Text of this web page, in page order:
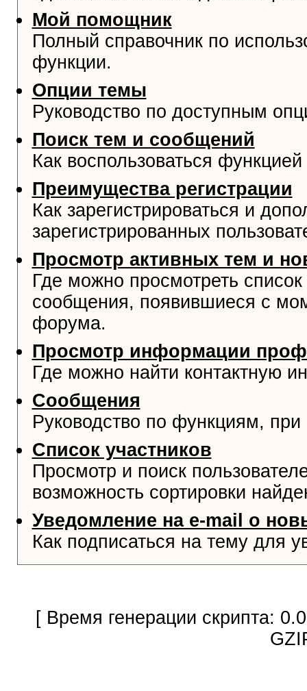
Мой помощник
Полный справочник по
функции.
Опции темы
Руководство по доступным
Поиск тем и сообщений
Как воспользоваться
Преимущества регистрации
Как зарегистрироваться и
зарегистрированных
Просмотр активных тем и
Где можно просмотреть
сообщения, появившиеся с
форума.
Просмотр информации
Где можно найти контактную
Сообщения
Руководство по функциям,
Список участников
Просмотр и поиск
возможность сортировки
Уведомление на e-mail о
Как подписаться на тему для
[ Время генерации скрипта: